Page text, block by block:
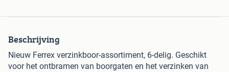
Beschrijving
Nieuw Ferrex verzinkboor-assortiment, 6-delig. Geschikt
voor het ontbramen van boorgaten en het verzinken van